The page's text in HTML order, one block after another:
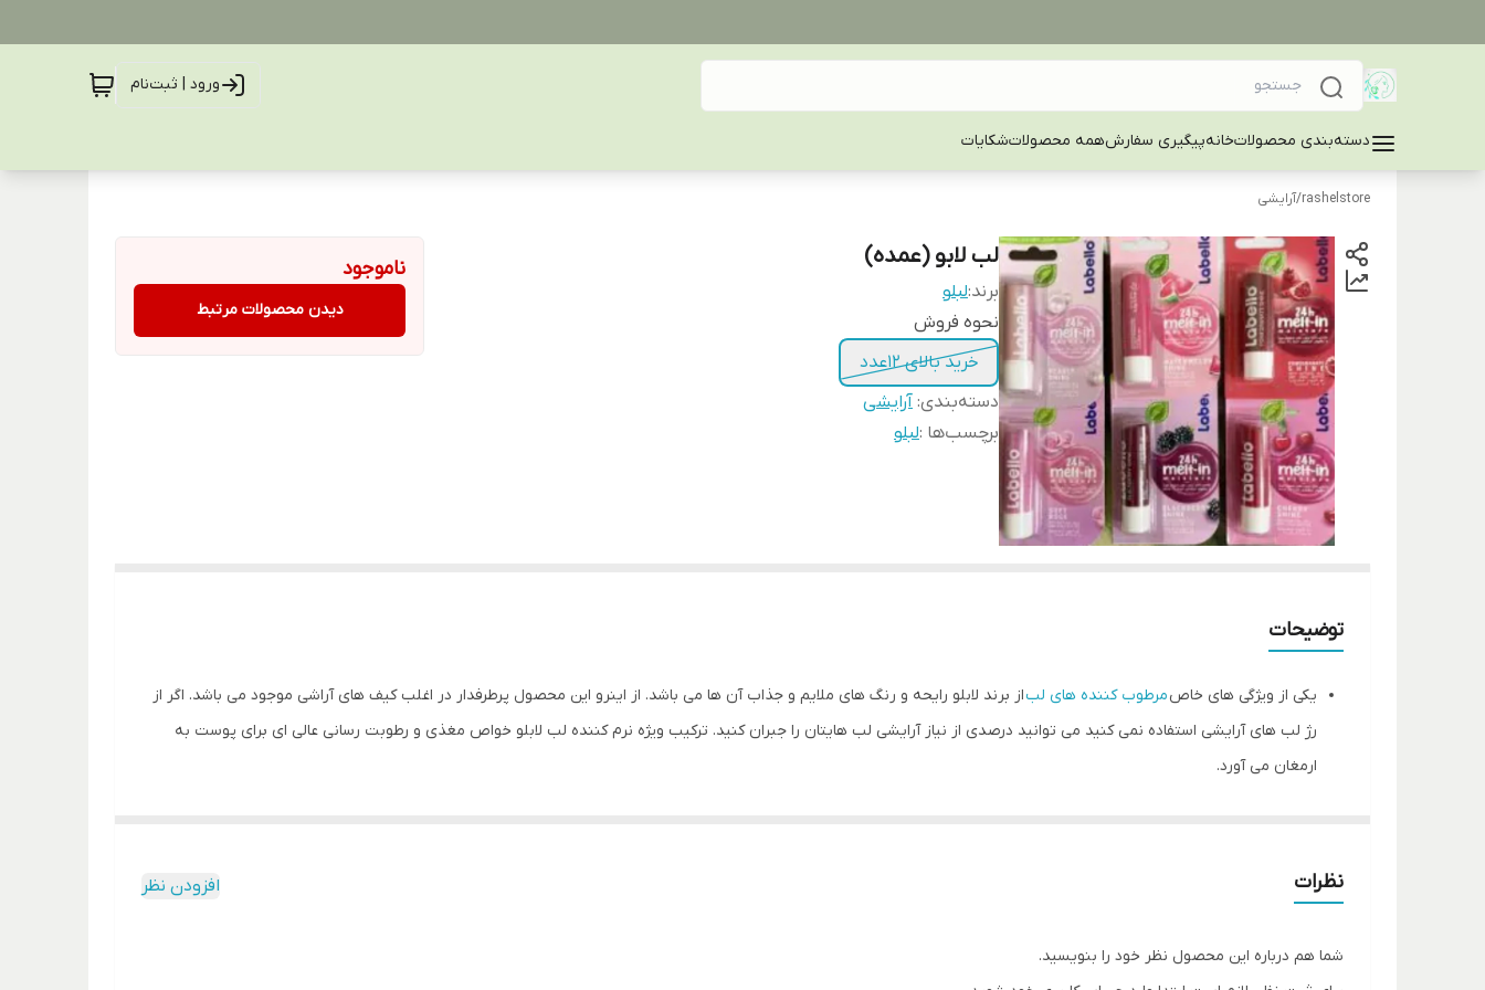
ورود | ثبت‌نام
دسته‌بندی محصولاتخانهپیگیری سفارشهمه محصولاتشکایات
rashelstore
/آرایشی
لب لابو (عمده)
برند:لبلو
نحوه فروش
خرید بالای 12عدد
دسته‌بندی: آرایشی
برچسب‌ها :لبلو
ناموجود
دیدن محصولات مرتبط
توضیحات
یکی از ویژگی های خاصمرطوب کننده های لباز برند لابلو رایحه و رنگ های ملایم و جذاب آن ها می باشد. از اینرو این محصول پرطرفدار در اغلب کیف های آراشی موجود می باشد. اگر از
رژ لب های آرایشی استفاده نمی کنید می توانید درصدی از نیاز آرایشی لب هایتان را جبران کنید. ترکیب ویژه نرم کننده لب لابلو خواص مغذی و رطوبت رسانی عالی ای برای پوست به
ارمغان می آورد.
نظرات افزودن نظر
شما هم درباره این محصول نظر خود را بنویسید.